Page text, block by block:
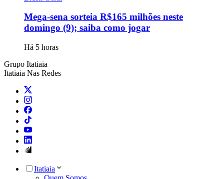
Mega-sena sorteia R$165 milhões neste
domingo (9); saiba como jogar
Há 5 horas
Grupo Itatiaia
Itatiaia Nas Redes
Itatiaia